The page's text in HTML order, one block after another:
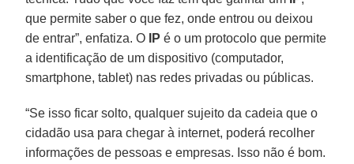
que permite saber o que fez, onde entrou ou deixou
de entrar”, enfatiza. O
IP é o um protocolo que permite
a identificação de um dispositivo (computador,
smartphone, tablet) nas redes privadas ou públicas.
“Se isso ficar solto, qualquer sujeito da cadeia que o
cidadão usa para chegar à internet, poderá recolher
informações de pessoas e empresas. Isso não é bom.